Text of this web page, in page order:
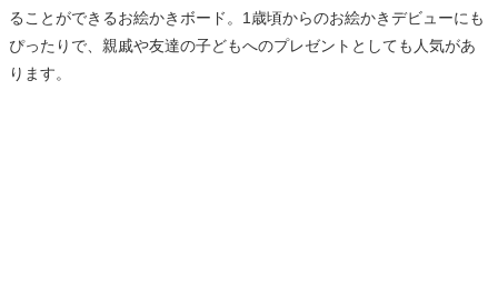
ることができるお絵かきボード。1歳頃からのお絵かきデビューにも
ぴったりで、親戚や友達の子どもへのプレゼントとしても人気があ
ります。